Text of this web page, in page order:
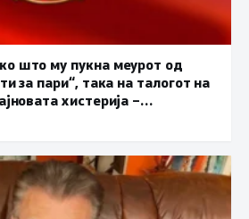
што му пукна меурот од
за пари“, така на талогот на
хистерија –
предлог